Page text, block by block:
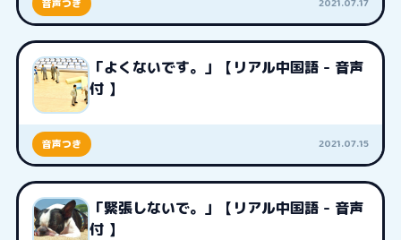
音声つき
「よくないです。」【リアル中国語 - 音声
付 】
音声つき 2021.07.15
「緊張しないで。」【リアル中国語 - 音声
付 】